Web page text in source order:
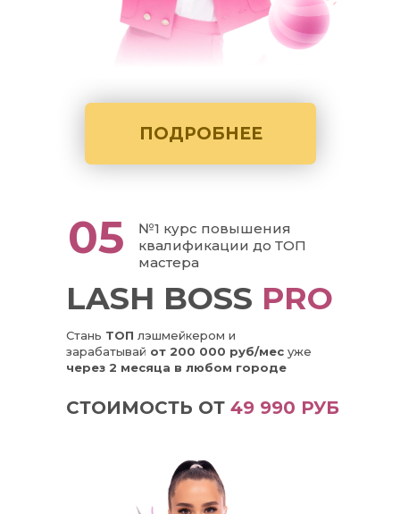
ПОДРОБНЕЕ
LASH BOSS PRO
№1 курс повышения
квалификации до ТОП
мастера
СТОИМОСТЬ ОТ 49 990 РУБ
05
Стань ТОП лэшмейкером и
зарабатывай от 200 000 руб/мес уже
через 2 месяца в любом городе